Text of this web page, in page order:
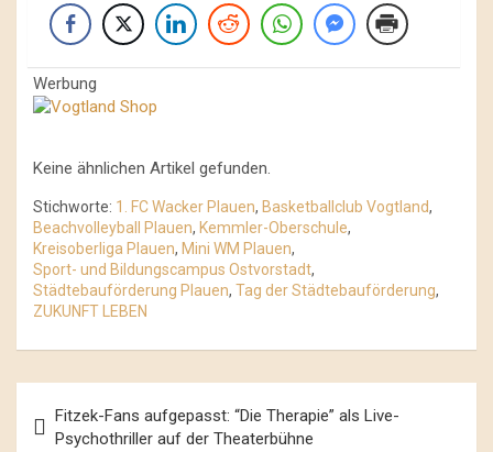
Werbung
Keine ähnlichen Artikel gefunden.
Stichworte: 1. FC Wacker Plauen, Basketballclub Vogtland,
Beachvolleyball Plauen, Kemmler-Oberschule,
Kreisoberliga Plauen, Mini WM Plauen,
Sport- und Bildungscampus Ostvorstadt,
Städtebauförderung Plauen, Tag der Städtebauförderung,
ZUKUNFT LEBEN
Navigation
Fitzek-Fans aufgepasst: “Die Therapie” als Live-
Psychothriller auf der Theaterbühne